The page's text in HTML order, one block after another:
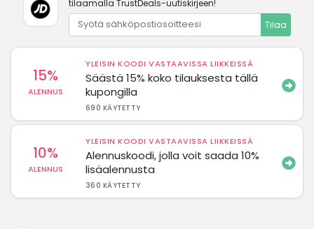
tilaamalla TrustDeals-uutiskirjeen!
Tilaa
15%
ALENNUS
YLEISIN KOODI VASTAAVISSA LIIKKEISSÄ
Säästä 15% koko tilauksesta tällä
kupongilla
690 KÄYTETTY
10%
ALENNUS
YLEISIN KOODI VASTAAVISSA LIIKKEISSÄ
Alennuskoodi, jolla voit saada 10%
lisäalennusta
360 KÄYTETTY